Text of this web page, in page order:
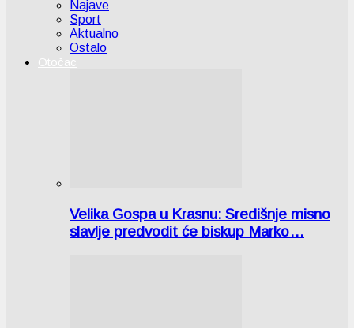
Najave
Sport
Aktualno
Ostalo
Otočac
Velika Gospa u Krasnu: Središnje misno
slavlje predvodit će biskup Marko…